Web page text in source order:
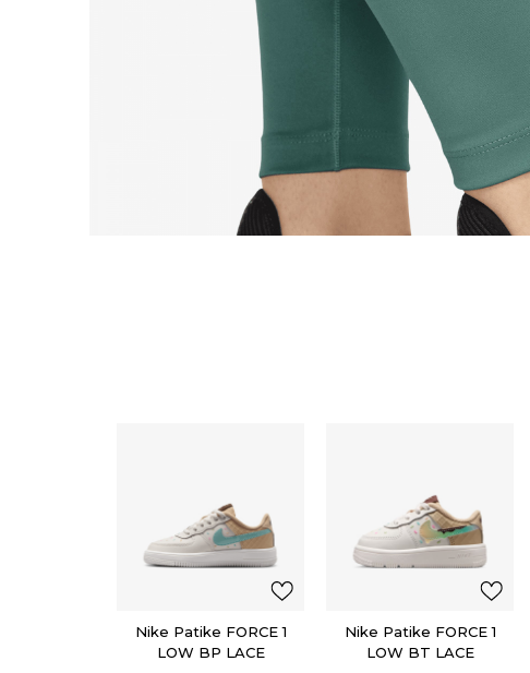
Nike Patike FORCE 1
LOW BP LACE
Nike Patike FORCE 1
LOW BT LACE